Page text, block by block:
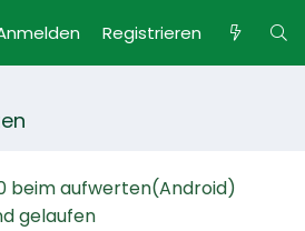
Registrieren
beim aufwerten(Android)
gelaufen